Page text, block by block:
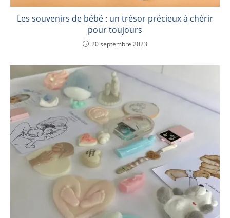
Les souvenirs de bébé : un trésor précieux à chérir
pour toujours
20 septembre 2023